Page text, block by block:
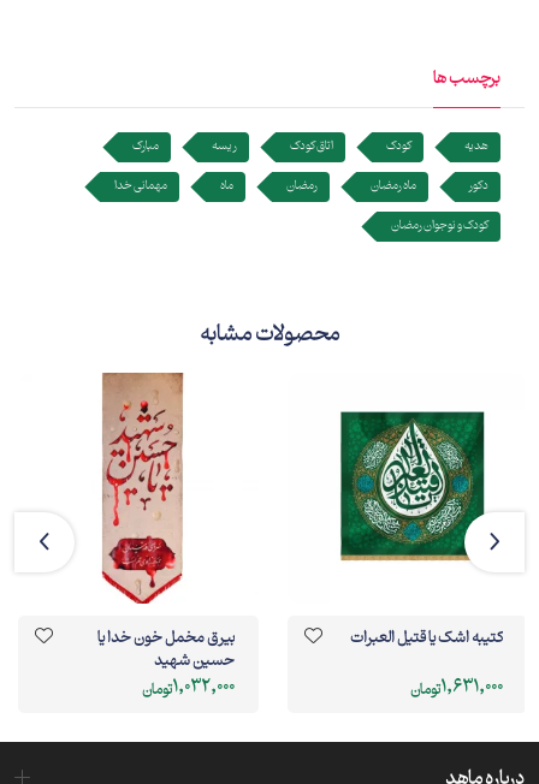
برچسب ها
هدیه کودک اتاق کودک ریسه
مبارک
دکور
ماه رمضان رمضان ماه
مهمانی خدا
کودک و نوجوان رمضان
محصولات مشابه
کتیبه اشک یا قتیل العبرات
1,631,000تومان
بیرق مخمل خون خدا یا
حسین شهید
1,032,000تومان